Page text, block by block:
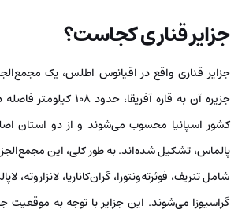
جزایر قناری کجاست؟
جزایر قناری واقع در اقیانوس اطلس، یک
جزیره آن به قاره آفریقا،
کشور اسپانیا محسوب می‌شوند و از دو استان
شامل تنریف، فوئرته‌ونتورا، گران‌کاناریا، لانزاروته،
گراسیوزا می‌شوند. این جزایر با توجه به موقعیت